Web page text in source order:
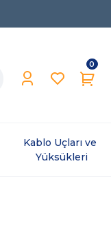
0
Kablo Uçları ve
Yüksükleri